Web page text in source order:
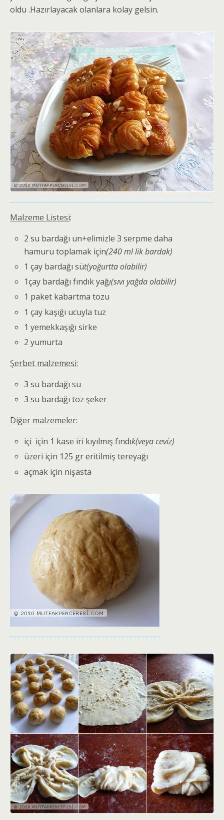
oldu .Hazırlayacak olanlara kolay gelsin.
Malzeme Listesi:
2 su bardağı un+elimizle 3 serpme daha
hamuru toplamak için(240 ml lik bardak)
1 çay bardağı süt(yoğurtta olabilir)
1çay bardağı fındık yağı(sıvı yağda olabilir)
1 paket kabartma tozu
1 çay kaşığı ucuyla tuz
1 yemekkaşığı sirke
2 yumurta
Şerbet malzemesi:
3 su bardağı su
3 su bardağı toz şeker
Diğer malzemeler:
içi için 1 kase iri kıyılmış fındık(veya ceviz)
üzeri için 125 gr eritilmiş tereyağı
açmak için nişasta